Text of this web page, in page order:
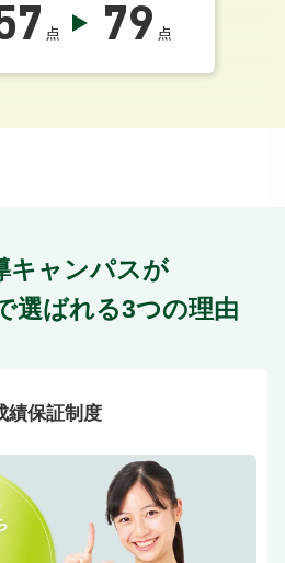
点 79 点
キャンパスが
選ばれる3つの理由
績保証制度